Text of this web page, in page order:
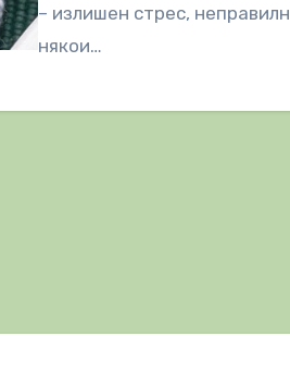
– излишен стрес,
някои…